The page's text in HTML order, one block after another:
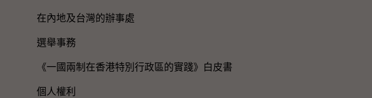
在內地及台灣的辦事處
選舉事務
《一國兩制在香港特別行政區的實踐》白皮書
個人權利